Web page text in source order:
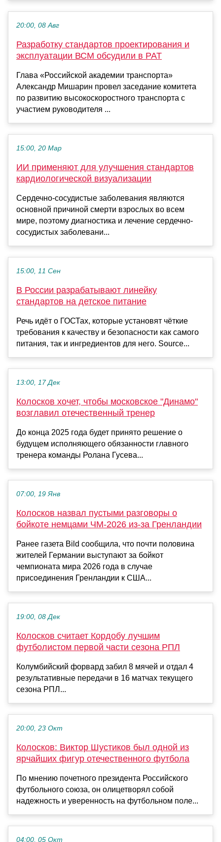
20:00, 08 Авг
Разработку стандартов проектирования и
эксплуатации ВСМ обсудили в РАТ
Глава «Российской академии транспорта»
Александр Мишарин провел заседание комитета
по развитию высокоскоростного транспорта с
участием руководителя ...
15:00, 20 Мар
ИИ применяют для улучшения стандартов
кардиологической визуализации
Сердечно-сосудистые заболевания являются
основной причиной смерти взрослых во всем
мире, поэтому диагностика и лечение сердечно-
сосудистых заболевани...
15:00, 11 Сен
В России разрабатывают линейку
стандартов на детское питание
Речь идёт о ГОСТах, которые установят чёткие
требования к качеству и безопасности как самого
питания, так и ингредиентов для него. Source...
13:00, 17 Дек
Колосков хочет, чтобы московское "Динамо"
возглавил отечественный тренер
До конца 2025 года будет принято решение о
будущем исполняющего обязанности главного
тренера команды Ролана Гусева...
07:00, 19 Янв
Колосков назвал пустыми разговоры о
бойкоте немцами ЧМ-2026 из-за Гренландии
Ранее газета Bild сообщила, что почти половина
жителей Германии выступают за бойкот
чемпионата мира 2026 года в случае
присоединения Гренландии к США...
19:00, 08 Дек
Колосков считает Кордобу лучшим
футболистом первой части сезона РПЛ
Колумбийский форвард забил 8 мячей и отдал 4
результативные передачи в 16 матчах текущего
сезона РПЛ...
20:00, 23 Окт
Колосков: Виктор Шустиков был одной из
ярчайших фигур отечественного футбола
По мнению почетного президента Российского
футбольного союза, он олицетворял собой
надежность и уверенность на футбольном поле...
04:00, 05 Окт